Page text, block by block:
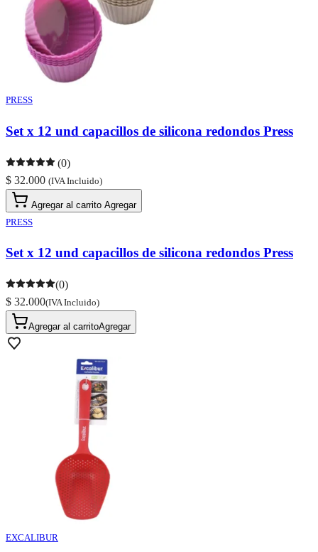
PRESS
Set x 12 und capacillos de silicona redondos Press
(0)
$ 32.000 (IVA Incluido)
Agregar al carrito Agregar
PRESS
Set x 12 und capacillos de silicona redondos Press
(0)
$ 32.000(IVA Incluido)
Agregar al carritoAgregar
EXCALIBUR